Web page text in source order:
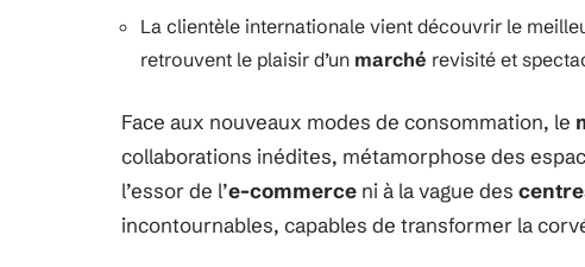
La clientèle internationale vient découvrir le
retrouvent le plaisir d’un marché revisité et
Face aux nouveaux modes de consommation, le
collaborations inédites, métamorphose des
l’essor de l’e-commerce ni à la vague des
incontournables, capables de transformer la